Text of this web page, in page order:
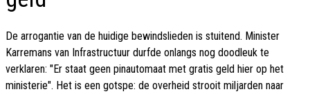
De arrogantie van de huidige bewindslieden is stuitend. Minister
Karremans van Infrastructuur durfde onlangs nog doodleuk te
verklaren: "Er staat geen pinautomaat met gratis geld hier op het
ministerie". Het is een gotspe: de overheid strooit miljarden naar